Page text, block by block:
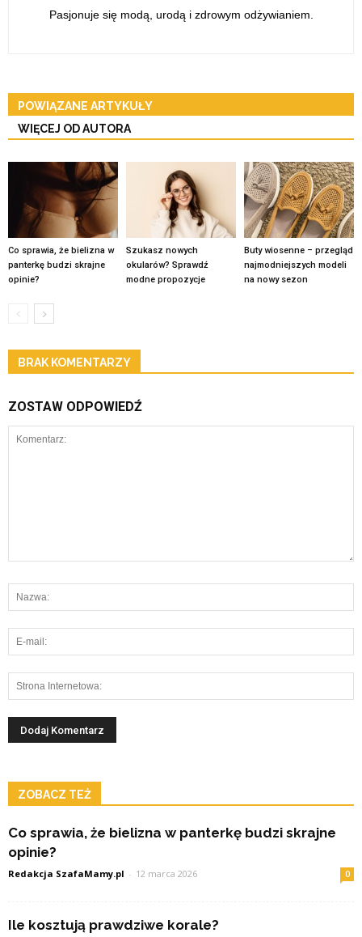
Pasjonuje się modą, urodą i zdrowym odżywianiem.
POWIĄZANE ARTYKUŁY
WIĘCEJ OD AUTORA
Co sprawia, że bielizna w
panterkę budzi skrajne
opinie?
Szukasz nowych
okularów? Sprawdź
modne propozycje
Buty wiosenne – przegląd
najmodniejszych modeli
na nowy sezon
BRAK KOMENTARZY
ZOSTAW ODPOWIEDŹ
ZOBACZ TEŻ
Co sprawia, że bielizna w panterkę budzi skrajne
opinie?
Redakcja SzafaMamy.pl - 12 marca 2026 0
Ile kosztują prawdziwe korale?